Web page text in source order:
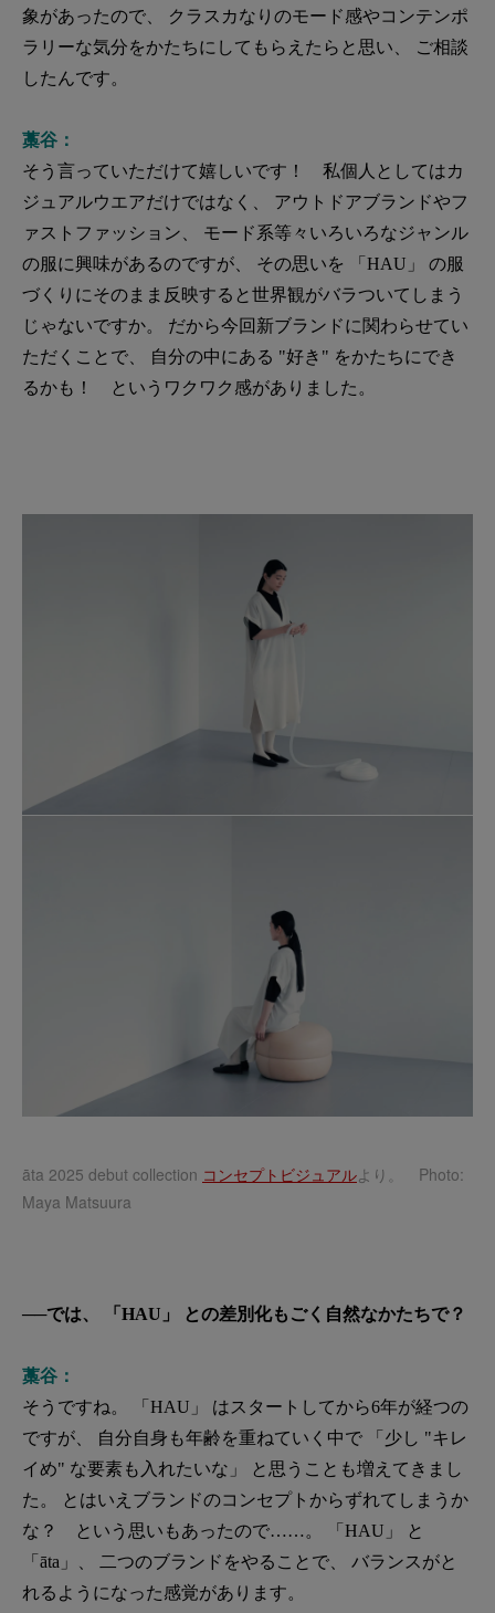
象があったので、 クラスカなりのモード感やコンテンポ
ラリーな気分をかたちにしてもらえたらと思い、 ご相談
したんです。
藁谷：
そう言っていただけて嬉しいです！ 私個人としてはカ
ジュアルウエアだけではなく、 アウトドアブランドやフ
ァストファッション、 モード系等々いろいろなジャンル
の服に興味があるのですが、 その思いを 「HAU」 の服
づくりにそのまま反映すると世界観がバラついてしまう
じゃないですか。 だから今回新ブランドに関わらせてい
ただくことで、 自分の中にある "好き" をかたちにでき
るかも！ というワクワク感がありました。
āta 2025 debut collection コンセプトビジュアルより。 Photo:
Maya Matsuura
──では、 「HAU」 との差別化もごく自然なかたちで？
藁谷：
そうですね。 「HAU」 はスタートしてから6年が経つの
ですが、 自分自身も年齢を重ねていく中で 「少し "キレ
イめ" な要素も入れたいな」 と思うことも増えてきまし
た。 とはいえブランドのコンセプトからずれてしまうか
な？ という思いもあったので……。 「HAU」 と
「āta」、 二つのブランドをやることで、 バランスがと
れるようになった感覚があります。